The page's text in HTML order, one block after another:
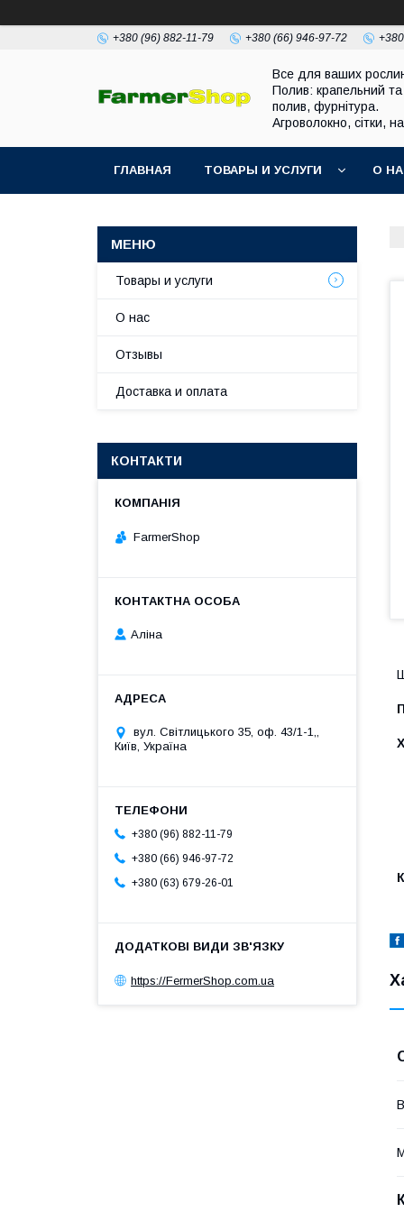
+380 (96) 882-11-79 +380 (66) 946-97-72
Все для ваших
Полив: крапельний та
полив, фурнітура.
Агроволокно, сітки,
ГЛАВНАЯ ТОВАРЫ И УСЛУГИ О
Товары и услуги
О нас
Отзывы
Доставка и оплата
КОНТАКТИ
FarmerShop
Аліна
вул. Світлицького 35, оф. 43/1-1,,
Київ, Україна
+380 (96) 882-11-79
+380 (66) 946-97-72
+380 (63) 679-26-01
https://FermerShop.com.ua